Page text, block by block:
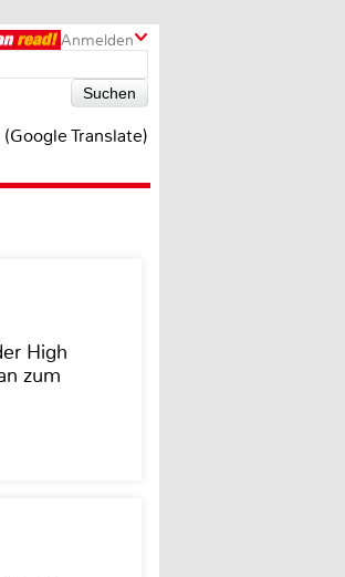
Anmelden
Translate)
High
zum